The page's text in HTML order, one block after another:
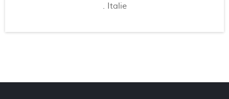
. Italie